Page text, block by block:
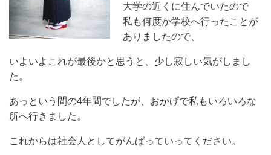
大学の近くに住んでいたので
私も何度か学校へ行ったことが
ありましたので、
いよいよこれが最後かと思うと、少し寂しい気がしまし
た。
あっという間の4年間でしたが、おかげで私もいろいろな
所へ行きました。
これからは社会人としてがんばっていってください。